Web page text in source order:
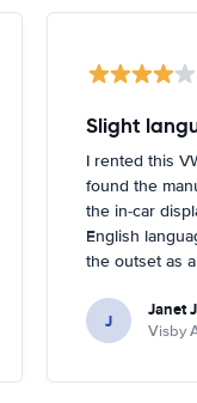
Slight
I rented this
found the
the in-car
English
the outset as
helpful and
staying and
J Janet
Visby